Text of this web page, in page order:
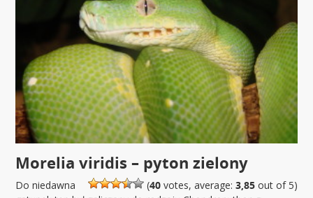
Morelia viridis – pyton zielony
(40votes, average: 3,85out of 5)
Do niedawna